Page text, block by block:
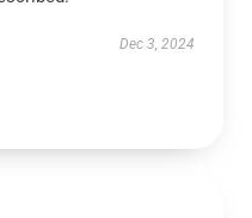
Dec 3, 2024